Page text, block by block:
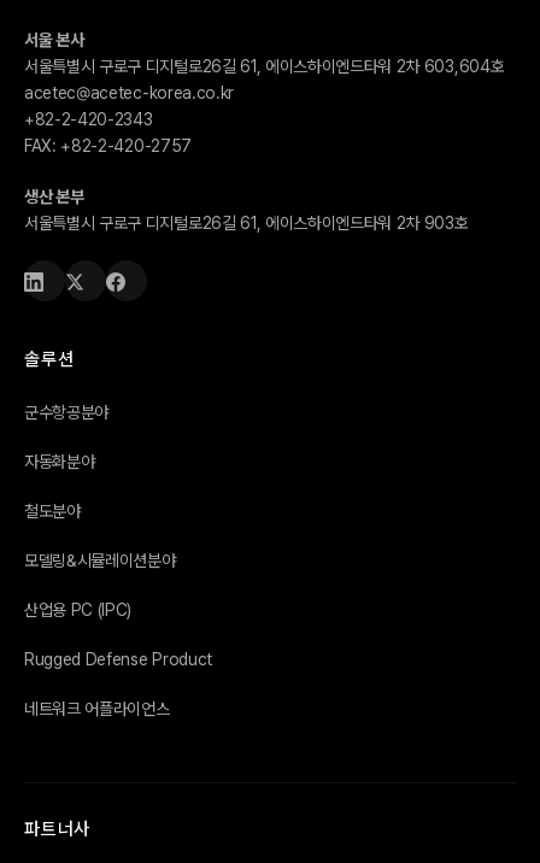
서울 본사
서울특별시 구로구 디지털로26길 61, 에이스하이엔드타워 2차 603,604호
acetec@acetec-korea.co.kr
+82-2-420-2343
FAX: +82-2-420-2757
생산 본부
서울특별시 구로구 디지털로26길 61, 에이스하이엔드타워 2차 903호
솔루션
군수항공분야
자동화분야
철도분야
모델링&시뮬레이션분야
산업용 PC (IPC)
Rugged Defense Product
네트워크 어플라이언스
파트너사